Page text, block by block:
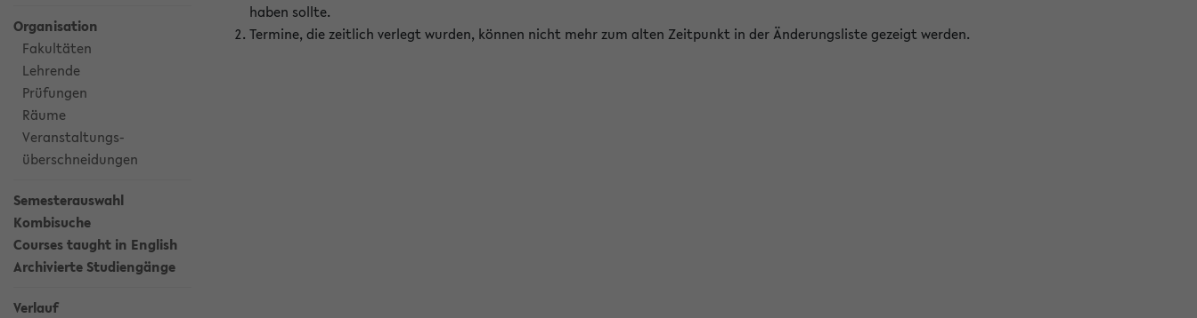
Organisation
Fakultäten
Lehrende
Prüfungen
Räume
Veranstaltungs-
überschneidungen
Semesterauswahl
Kombisuche
Courses taught in English
Archivierte Studiengänge
Verlauf
haben sollte.
Termine, die zeitlich verlegt wurden, können nicht mehr zum alten Zeitpunkt in der Änderungsliste gezeigt werden.